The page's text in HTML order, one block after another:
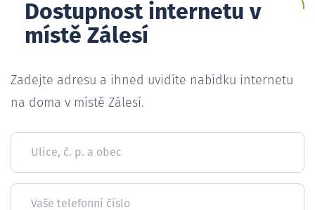
Dostupnost internetu v
místě Zálesí
Zadejte adresu a ihned uvidíte nabídku internetu
na doma v místě Zálesí.
Ulice, č. p. a obec
Vaše telefonní číslo